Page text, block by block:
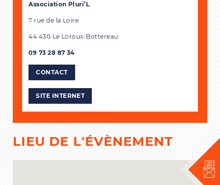
Association Pluri’L
7 rue de la Loire
44 430 Le Loroux-Bottereau
09 73 28 87 34
CONTACT
SITE INTERNET
LIEU DE L'ÉVÈNEMENT